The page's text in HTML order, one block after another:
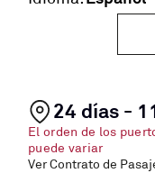
24 días -
El orden de los
puede variar
Ver Contrato de